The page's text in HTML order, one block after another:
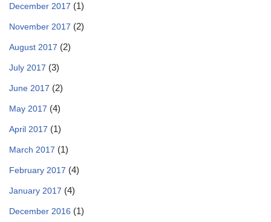
December 2017 (1)
November 2017 (2)
August 2017 (2)
July 2017 (3)
June 2017 (2)
May 2017 (4)
April 2017 (1)
March 2017 (1)
February 2017 (4)
January 2017 (4)
December 2016 (1)